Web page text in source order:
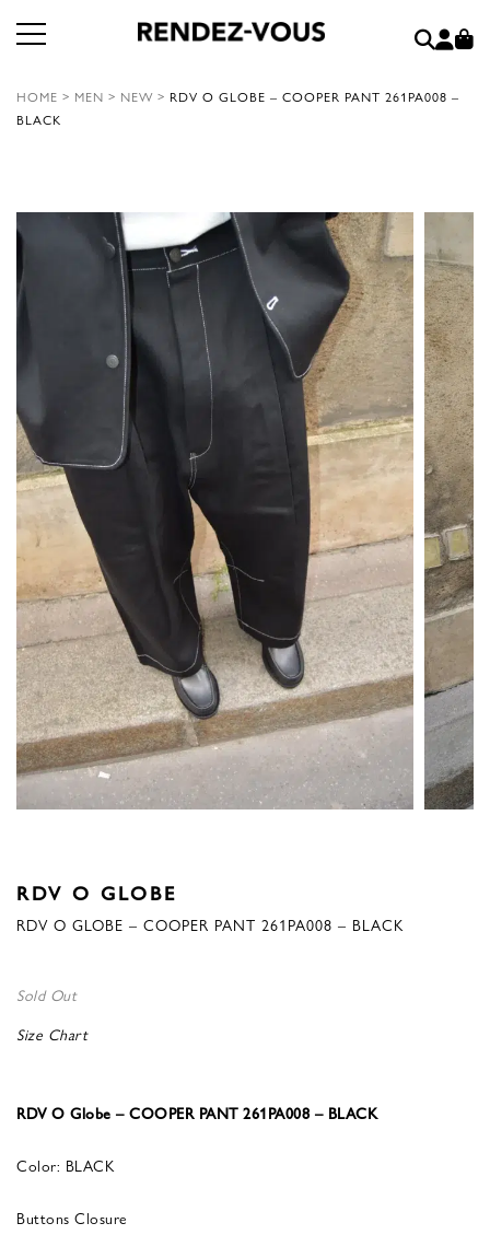
HOME > MEN > NEW > RDV O GLOBE – COOPER PANT 261PA008 –
BLACK
RDV O GLOBE
RDV O GLOBE – COOPER PANT 261PA008 – BLACK
Sold Out
Size Chart
RDV O Globe – COOPER PANT 261PA008 – BLACK
Color: BLACK
Buttons Closure